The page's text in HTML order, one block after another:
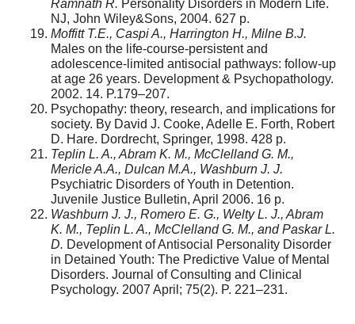
Ramnath R. Personality Disorders in Modern Life.
NJ, John Wiley&Sons, 2004. 627 p.
Moffitt T.E., Caspi A., Harrington H., Milne B.J.
Males on the life-course-persistent and
adolescence-limited antisocial pathways: follow-up
at age 26 years. Development & Psychopathology.
2002. 14. P.179–207.
Psychopathy: theory, research, and implications for
society. By David J. Cooke, Adelle E. Forth, Robert
D. Hare. Dordrecht, Springer, 1998. 428 p.
Teplin L. A., Abram K. M., McClelland G. M.,
Mericle A.A., Dulcan M.A., Washburn J. J.
Psychiatric Disorders of Youth in Detention.
Juvenile Justice Bulletin, April 2006. 16 p.
Washburn J. J., Romero E. G., Welty L. J., Abram
K. M., Teplin L. A., McClelland G. M., and Paskar L.
D. Development of Antisocial Personality Disorder
in Detained Youth: The Predictive Value of Mental
Disorders. Journal of Consulting and Clinical
Psychology. 2007 April; 75(2). P. 221–231.